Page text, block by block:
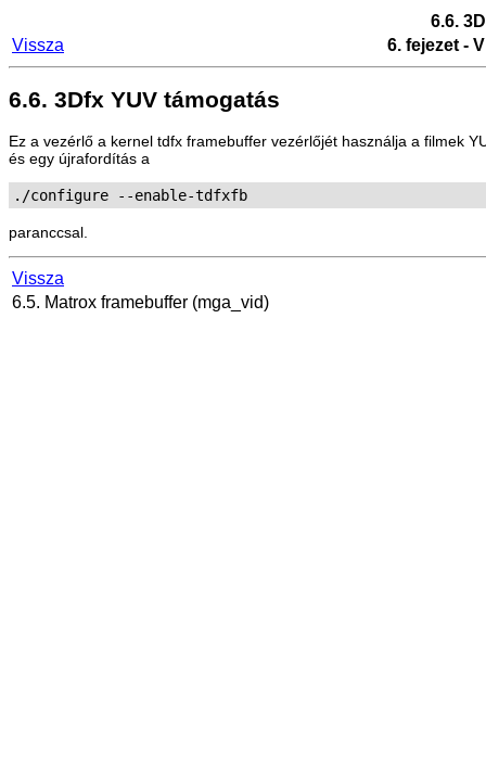
6.6.
Vissza
6. fejezet -
6.6. 3Dfx YUV támogatás
Ez a vezérlő a kernel tdfx framebuffer vezérlőjét használja a filmek
és egy újrafordítás a
./configure --enable-tdfxfb
paranccsal.
Vissza
6.5. Matrox framebuffer (mga_vid)